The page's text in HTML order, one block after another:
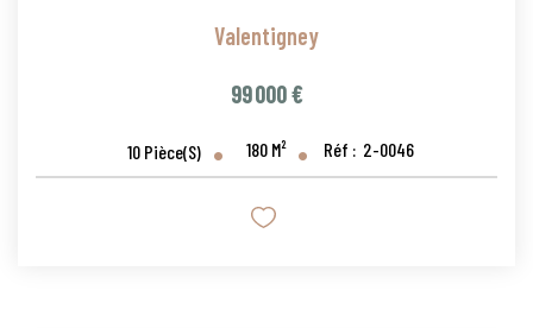
Valentigney
99 000 €
10 Pièce(s) 180 M² Réf : 2-0046